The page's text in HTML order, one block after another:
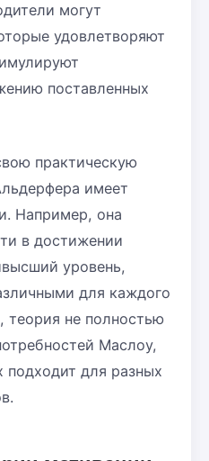
могут
удовлетворяют
поставленных
практическую
имеет
Например, она
в достижении
уровень,
для каждого
теория не полностью
Маслоу,
подходит для разных